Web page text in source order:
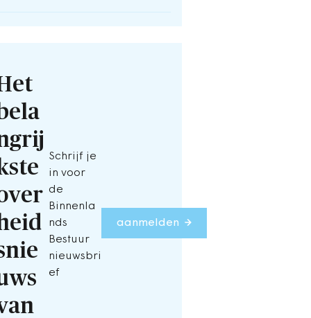
Schrijf je
in voor
de
Binnenla
nds
Bestuur
nieuwsbri
ef
aanmelden